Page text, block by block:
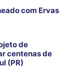
com Ervas
de
centenas de
(PR)